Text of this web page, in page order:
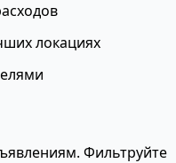
локациях
Фильтруйте